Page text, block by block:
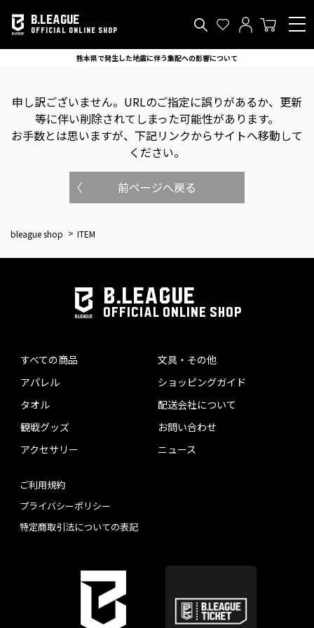
B.LEAGUE
OFFICIAL ONLINE SHOP
熊本県で発生した地震に伴う集配への影響について
申し訳ございません。 URLのご指定に誤りがあるか、更新
等に伴い削除されてしまった可能性があります。
お手数とは思いますが、下記リンクからサイトへ移動して
ください。
前ページへ戻る
bleague shop ITEM
B.LEAGUE
OFFICIAL ONLINE SHOP
すべての商品
アパレル
タオル
観戦グッズ
アクセサリー
文具・その他
ショッピングガイド
配送会社について
お問い合わせ
ニュース
ご利用規約
プライバシーポリシー
特定商取引法についての表記